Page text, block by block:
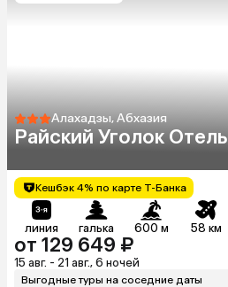
Алахадзы, Абхазия
Райский Уголок Отель
Кешбэк 4% по карте Т-Банка
линия галька 600 м 58 км
от 129 649 ₽
15 авг. - 21 авг., 6 ночей
Выгодные туры на соседние даты